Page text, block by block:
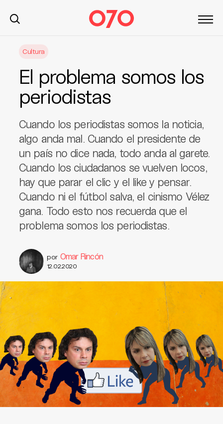
Cultura
El problema somos los
periodistas
Cuando los periodistas somos la noticia,
algo anda mal. Cuando el presidente de
un país no dice nada, todo anda al garete.
Cuando los ciudadanos se vuelven locos,
hay que parar el clic y el like y pensar.
Cuando ni el fútbol salva, el cinismo Vélez
gana. Todo esto nos recuerda que el
problema somos los periodistas.
por Omar Rincón
12.02.2020